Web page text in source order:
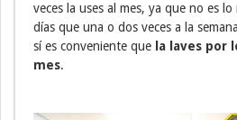
veces la uses al mes, ya que no es
días que una o dos veces a la
sí es conveniente que la laves por
mes.